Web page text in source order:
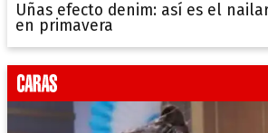
Uñas efecto denim: así es el
en primavera